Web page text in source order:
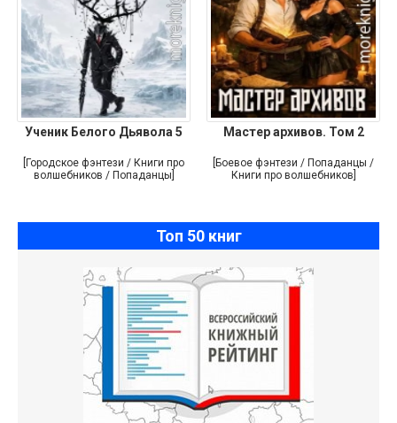
Ученик Белого Дьявола 5
[Городское фэнтези / Книги про
волшебников / Попаданцы]
Мастер архивов. Том 2
[Боевое фэнтези / Попаданцы /
Книги про волшебников]
Топ 50 книг